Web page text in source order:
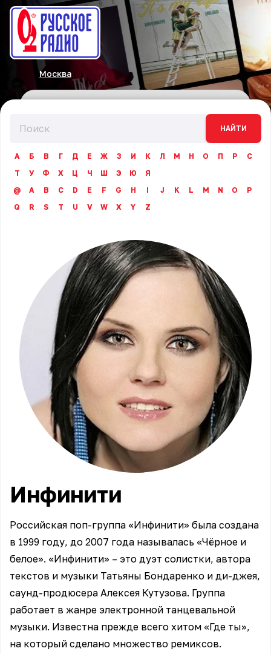
Москва
НАЙТИ
А Б В Г Д Е Ж З И К Л М Н О П Р
С
Т
У Ф Х Ц Ч Ш Э Ю
Я
@
A B C D E F G H I J K L M N O
P
Q
R S T U V W X Y Z
Инфинити
Российская поп-группа «Инфинити» была создана
в 1999 году, до 2007 года называлась «Чёрное и
белое». «Инфинити» – это дуэт солистки, автора
текстов и музыки Татьяны Бондаренко и ди-джея,
саунд-продюсера Алексея Кутузова. Группа
работает в жанре электронной танцевальной
музыки. Известна прежде всего хитом «Где ты»,
на который сделано множество ремиксов.